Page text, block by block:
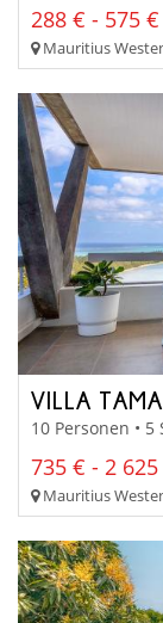
288 € - 575 €
Mauritius
VILLA
10 Personen •
735 € - 2
Mauritius